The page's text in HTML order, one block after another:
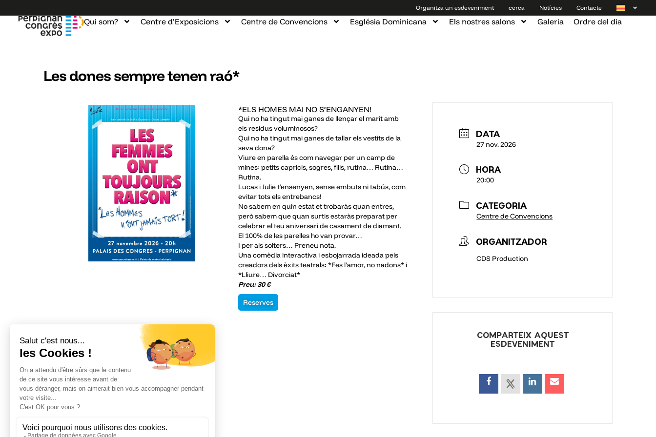
Organitza un esdeveniment cerca Notícies Contacte
Qui som? Centre d’Exposicions Centre de Convencions Església Dominicana Els nostres salons Galeria Ordre del dia
Les dones sempre tenen raó*
*ELS HOMES MAI NO S’ENGANYEN!
Qui no ha tingut mai ganes de llençar el marit amb
els residus voluminosos?
Qui no ha tingut mai ganes de tallar els vestits de la
seva dona?
Viure en parella és com navegar per un camp de
mines: petits capricis, sogres, fills, rutina… Rutina…
Rutina.
Lucas i Julie t’ensenyen, sense embuts ni tabús, com
evitar tots els entrebancs!
No sabem en quin estat et trobaràs quan entres,
però sabem que quan surtis estaràs preparat per
celebrar el teu aniversari de casament de diamant.
El 100% de les parelles ho van provar…
I per als solters… Preneu nota.
Una comèdia interactiva i esbojarrada ideada pels
creadors dels èxits teatrals: *Fes l’amor, no nadons* i
*Lliure… Divorciat*
Preu: 30 €
Reserves
Etiquetes: MOSTRA
DATA
27 nov. 2026
HORA
20:00
CATEGORIA
Centre de Convencions
ORGANITZADOR
CDS Production
COMPARTEIX AQUEST
ESDEVENIMENT